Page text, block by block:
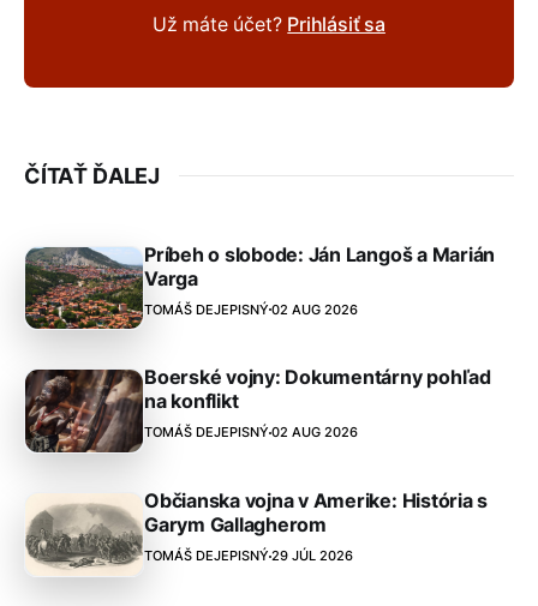
Už máte účet? Prihlásiť sa
ČÍTAŤ ĎALEJ
Príbeh o slobode: Ján Langoš a Marián
Varga
TOMÁŠ DEJEPISNÝ 02 AUG 2026
Boerské vojny: Dokumentárny pohľad
na konflikt
TOMÁŠ DEJEPISNÝ 02 AUG 2026
Občianska vojna v Amerike: História s
Garym Gallagherom
TOMÁŠ DEJEPISNÝ 29 JÚL 2026